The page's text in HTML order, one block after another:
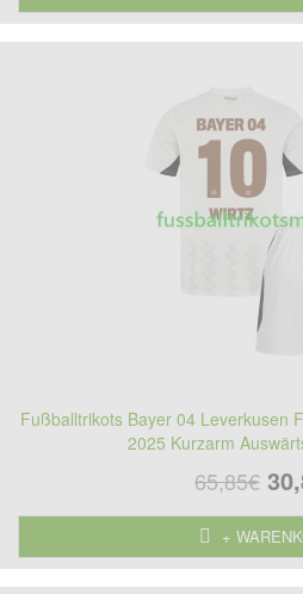
Fußballtrikots Bayer 04 Leverkusen
2025 Kurzarm
65,85€
+